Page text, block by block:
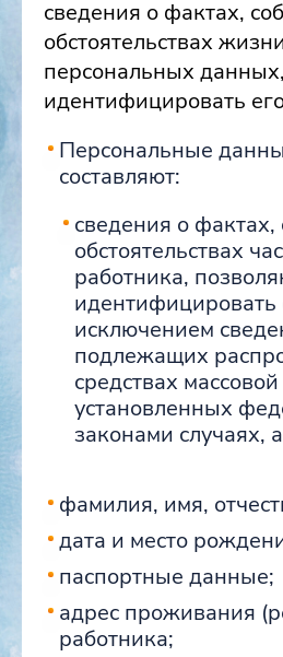
сведения о фактах,
обстоятельствах
персональных
идентифицировать
Персональные
составляют:
сведения о фактах,
обстоятельствах
работника,
идентифицировать
исключением
подлежащих
средствах
установленных
законами случаях,
фамилия, имя,
дата и место
паспортные данные;
адрес проживания
работника;